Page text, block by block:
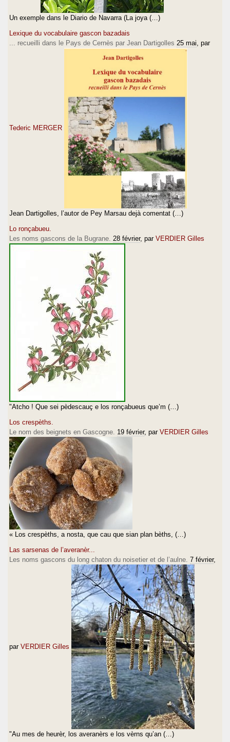
Un exemple dans le Diario de Navarra (La joya (…)
Lexique du vocabulaire gascon bazadais
... recueilli dans le Pays de Cernès par Jean Dartigolles 25 mai , par
Tederic MERGER
Jean Dartigolles, l’autor de Pey Marsau dejà comentat (…)
Lo ronçabueu.
Les noms gascons de la Bugrane. 28 février, par VERDIER Gilles
"Atcho ! Que sei pèdescauç e los ronçabueus que’m (…)
Los crespèths.
Le nom des beignets en Gascogne. 19 février, par VERDIER Gilles
« Los crespèths, a nosta, que cau que sian plan bèths, (…)
Las sarsenas de l’averanèr...
Les noms gascons du long chaton du noisetier et de l’aulne. 7 février,
par VERDIER Gilles
"Au mes de heurèr, los averanèrs e los vèrns qu’an (…)